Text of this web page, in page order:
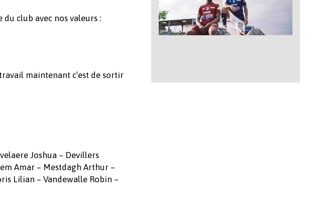
club avec nos valeurs :
maintenant c’est de sortir
Joshua – Devillers
Amar – Mestdagh Arthur –
Lilian – Vandewalle Robin –